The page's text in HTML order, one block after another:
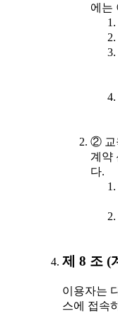
에는
② 교
계약
다.
제 8 조 (
이용자는
스에 접속